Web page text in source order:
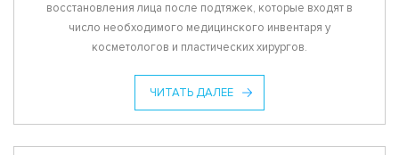
восстановления лица после подтяжек, которые входят в
число необходимого медицинского инвентаря у
косметологов и пластических хирургов.
ЧИТАТЬ ДАЛЕЕ